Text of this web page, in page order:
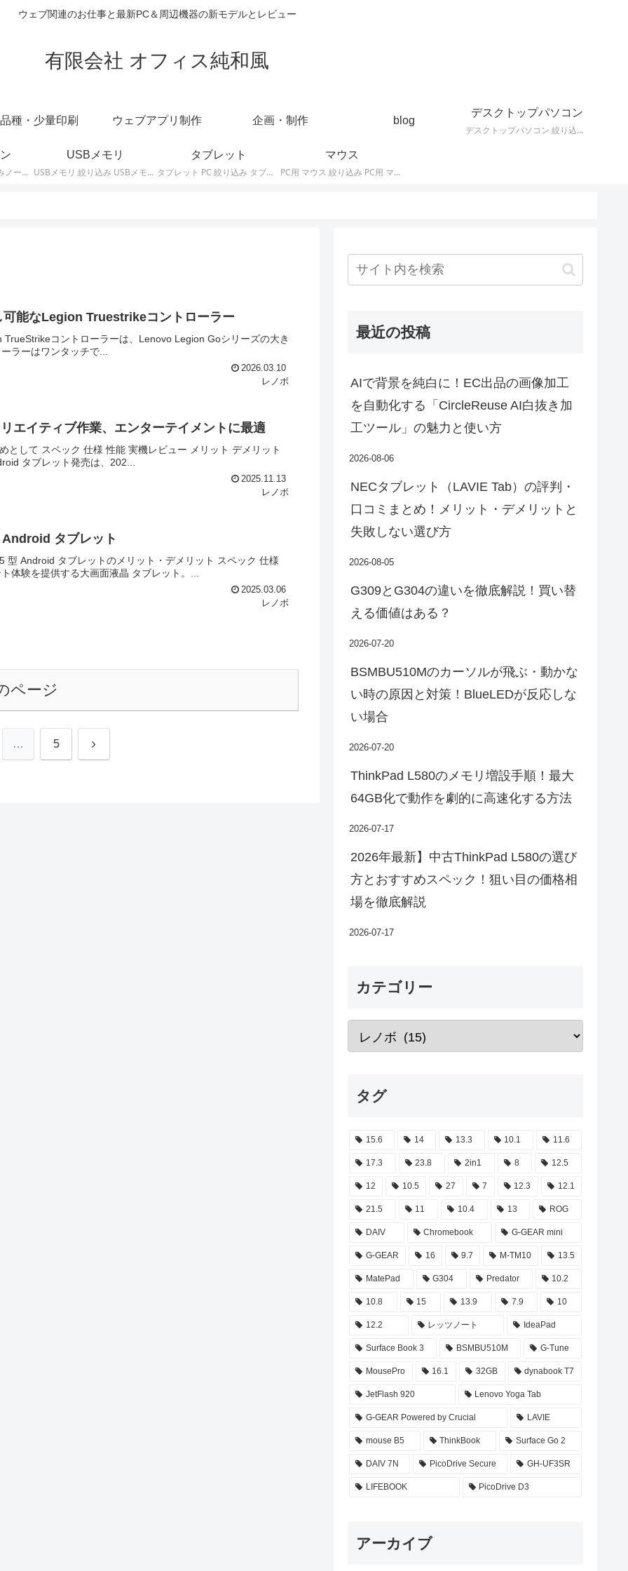
ウェブ関連のお仕事と最新PC＆周辺機器の新モデルとレビュー
有限会社 オフィス純和風
種・少量印刷 ウェブアプリ制作 企画・制作 blog
デスクトップパソコン
デスクトップパソコン 絞り込み デスクトップPCの最新モデルやスペック・仕様に関する情報。
ノートパソコン 絞り込みノートPCの最新モデルやスペック・仕様に関する情報。
USBメモリ
USBメモリ 絞り込み USBメモリの最新モデルやスペック・仕様に関する情報。
タブレット
タブレット PC 絞り込み タブレットの最新モデルやスペック・仕様に関する情報。
マウス
PC用 マウス 絞り込み PC用 マウス 最新モデルやスペック・仕様に関する情報。ワイヤレスマウス、有線マウス、接続タイプなど。
能なLegion Truestrikeコントローラー
コントローラーは、Lenovo Legion Goシリーズの大き
ラーはワンタッチで...
2026.03.10
レノボ
エイティブ作業、エンターテイメントに最適
として スペック 仕様 性能 実機レビュー メリット デメリット
タブレット発売は、202...
2025.11.13
レノボ
タブレット
Android タブレットのメリット・デメリット スペック 仕様
体験を提供する大画面液晶 タブレット。...
2025.03.06
レノボ
ページ
… 5 次
最近の投稿
AIで背景を純白に！EC出品の画像加工
を自動化する「CircleReuse AI白抜き加
工ツール」の魅力と使い方
2026-08-06
NECタブレット（LAVIE Tab）の評判・
口コミまとめ！メリット・デメリットと
失敗しない選び方
2026-08-05
G309とG304の違いを徹底解説！買い替
える価値はある？
2026-07-20
BSMBU510Mのカーソルが飛ぶ・動かな
い時の原因と対策！BlueLEDが反応しな
い場合
2026-07-20
ThinkPad L580のメモリ増設手順！最大
64GB化で動作を劇的に高速化する方法
2026-07-17
2026年最新】中古ThinkPad L580の選び
方とおすすめスペック！狙い目の価格相
場を徹底解説
2026-07-17
カテゴリー
タグ
15.6 14 13.3 10.1 11.6
17.3 23.8 2in1 8 12.5
12 10.5 27 7 12.3 12.1
21.5 11 10.4 13 ROG
DAIV Chromebook G-GEAR mini
G-GEAR 16 9.7 M-TM10 13.5
MatePad G304 Predator 10.2
10.8 15 13.9 7.9 10
12.2 レッツノート IdeaPad
Surface Book 3 BSMBU510M G-Tune
MousePro 16.1 32GB dynabook T7
JetFlash 920 Lenovo Yoga Tab
G-GEAR Powered by Crucial LAVIE
mouse B5 ThinkBook Surface Go 2
DAIV 7N PicoDrive Secure GH-UF3SR
LIFEBOOK PicoDrive D3
アーカイブ